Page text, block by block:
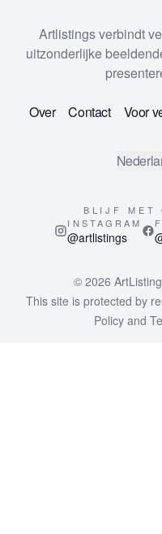
Artlistings verbindt
uitzonderlijke
Over Contact Voor
BLIJF MET
INSTAGRAM
@artlistings
© 2026
This site is protected by
Policyand